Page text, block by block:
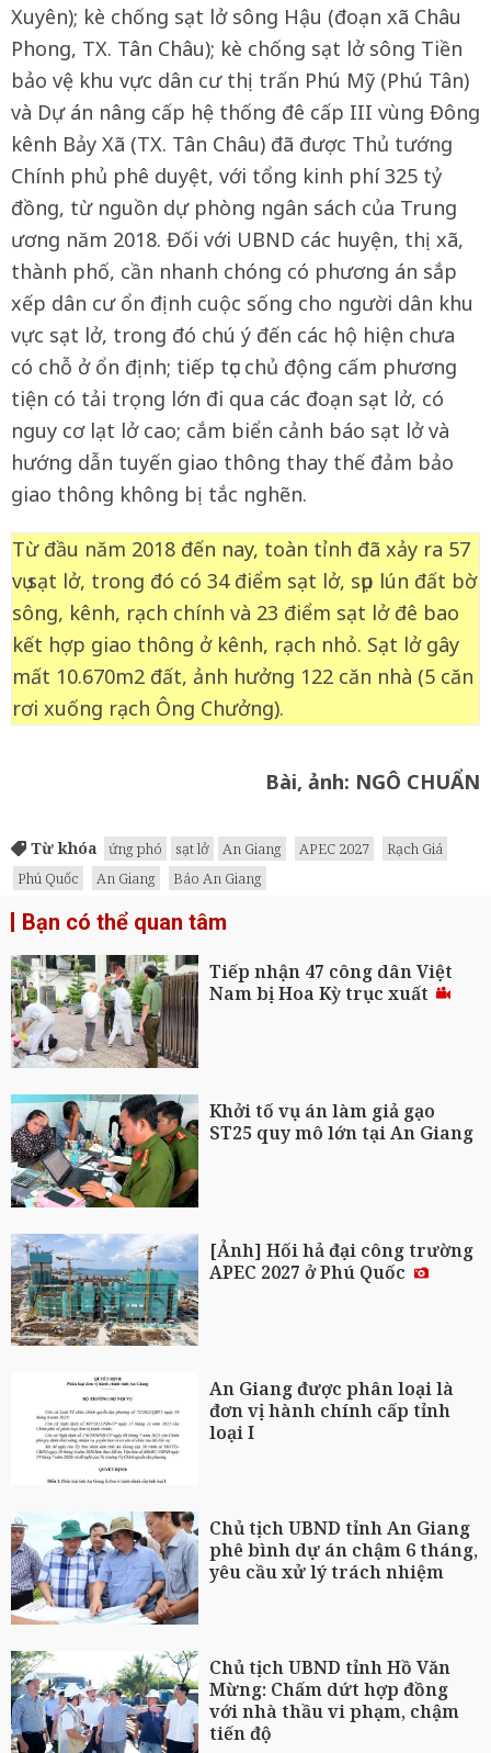
Xuyên); kè chống sạt lở sông Hậu (đoạn xã Châu
Phong, TX. Tân Châu); kè chống sạt lở sông Tiền
bảo vệ khu vực dân cư thị trấn Phú Mỹ (Phú Tân)
và Dự án nâng cấp hệ thống đê cấp III vùng Đông
kênh Bảy Xã (TX. Tân Châu) đã được Thủ tướng
Chính phủ phê duyệt, với tổng kinh phí 325 tỷ
đồng, từ nguồn dự phòng ngân sách của Trung
ương năm 2018. Đối với UBND các huyện, thị xã,
thành phố, cần nhanh chóng có phương án sắp
xếp dân cư ổn định cuộc sống cho người dân khu
vực sạt lở, trong đó chú ý đến các hộ hiện chưa
có chỗ ở ổn định; tiếp tục chủ động cấm phương
tiện có tải trọng lớn đi qua các đoạn sạt lở, có
nguy cơ lạt lở cao; cắm biển cảnh báo sạt lở và
hướng dẫn tuyến giao thông thay thế đảm bảo
giao thông không bị tắc nghẽn.
Từ đầu năm 2018 đến nay, toàn tỉnh đã xảy ra 57
vụ sạt lở, trong đó có 34 điểm sạt lở, sụp lún đất bờ
sông, kênh, rạch chính và 23 điểm sạt lở đê bao
kết hợp giao thông ở kênh, rạch nhỏ. Sạt lở gây
mất 10.670m2 đất, ảnh hưởng 122 căn nhà (5 căn
rơi xuống rạch Ông Chưởng).
Bài, ảnh: NGÔ CHUẨN
Từ khóa ứng phó sạt lở An Giang APEC 2027
Rạch Giá
Phú Quốc
An Giang Báo An Giang
Bạn có thể quan tâm
Tiếp nhận 47 công dân Việt
Nam bị Hoa Kỳ trục xuất
Khởi tố vụ án làm giả gạo
ST25 quy mô lớn tại An Giang
[Ảnh] Hối hả đại công trường
APEC 2027 ở Phú Quốc
An Giang được phân loại là
đơn vị hành chính cấp tỉnh
loại I
Chủ tịch UBND tỉnh An Giang
phê bình dự án chậm 6 tháng,
yêu cầu xử lý trách nhiệm
Chủ tịch UBND tỉnh Hồ Văn
Mừng: Chấm dứt hợp đồng
với nhà thầu vi phạm, chậm
tiến độ